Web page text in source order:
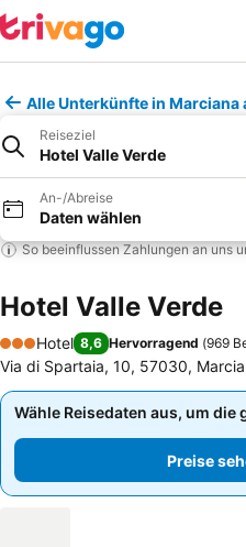
Alle Unterkünfte in Marciana
Reiseziel
Hotel Valle Verde
An-/Abreise
Daten wählen
So beeinflussen Zahlungen an uns
Hotel Valle Verde
3 Sterne
Hotel 8,6 Hervorragend (969
Via di Spartaia, 10, 57030,
Wähle Reisedaten aus, um die
Preise
Wähle Reisedaten aus, um die
Preise